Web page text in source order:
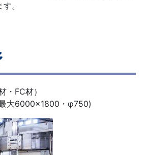
。
・FC材）
大6000×1800・φ750)